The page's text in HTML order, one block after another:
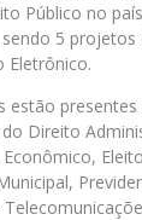
Público no
5 projetos
Eletrônico.
estão
do Direito